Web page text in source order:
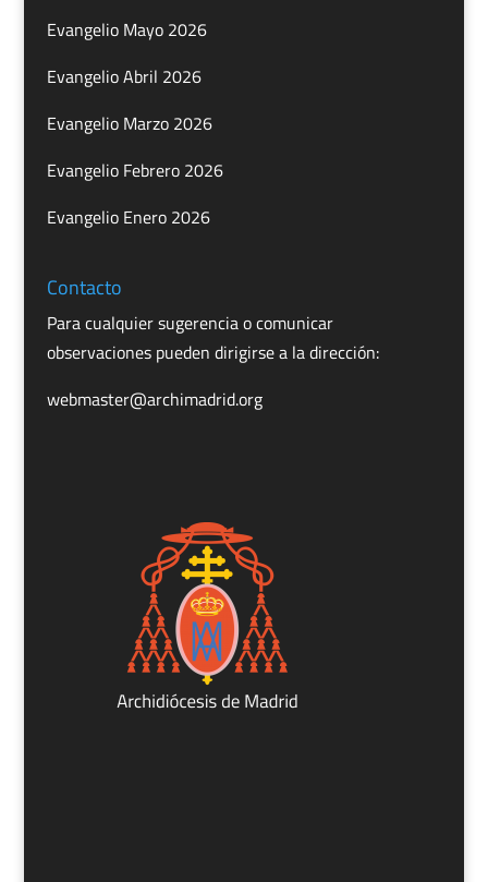
Evangelio Mayo 2026
Evangelio Abril 2026
Evangelio Marzo 2026
Evangelio Febrero 2026
Evangelio Enero 2026
Contacto
Para cualquier sugerencia o comunicar
observaciones pueden dirigirse a la dirección:
webmaster@archimadrid.org